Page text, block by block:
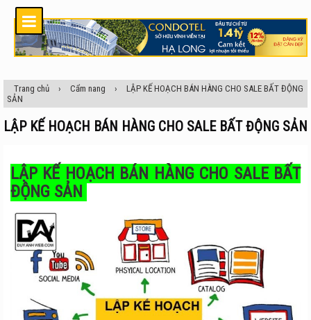
Trang chủ › Cẩm nang ›
LẬP KẾ HOẠCH BÁN HÀNG CHO SALE BẤT ĐỘNG
SẢN
LẬP KẾ HOẠCH BÁN HÀNG CHO SALE BẤT ĐỘNG SẢN
LẬP KẾ HOẠCH BÁN HÀNG CHO SALE BẤT
ĐỘNG SẢN